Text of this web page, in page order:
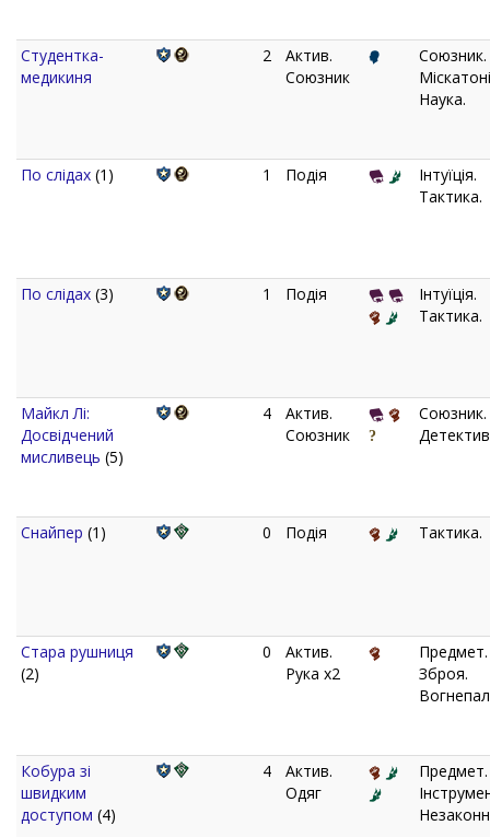
Студентка-
медикиня
2
Актив.
Союзник
Союзник.
Наука.
По слідах (1) 1 Подія
Інтуїція.
Тактика.
По слідах (3) 1 Подія
Інтуїція.
Тактика.
Майкл Лі:
Досвідчений
мисливець (5)
4
Актив.
Союзник
Союзник.
Снайпер (1) 0 Подія Тактика.
Стара рушниця
(2)
0
Актив.
Рука x2
Предмет.
Зброя.
Кобура зі
швидким
доступом (4)
4
Актив.
Одяг
Предмет.